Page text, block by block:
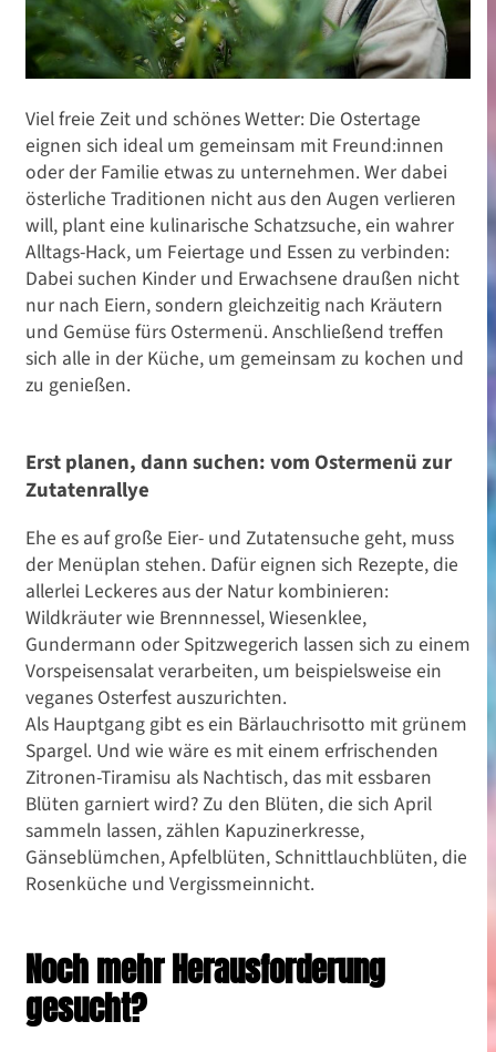
Viel freie Zeit und schönes Wetter: Die Ostertage
eignen sich ideal um gemeinsam mit Freund:innen
oder der Familie etwas zu unternehmen. Wer dabei
österliche Traditionen nicht aus den Augen verlieren
will, plant eine kulinarische Schatzsuche, ein wahrer
Alltags-Hack, um Feiertage und Essen zu verbinden:
Dabei suchen Kinder und Erwachsene draußen nicht
nur nach Eiern, sondern gleichzeitig nach Kräutern
und Gemüse fürs Ostermenü. Anschließend treffen
sich alle in der Küche, um gemeinsam zu kochen und
zu genießen.
Erst planen, dann suchen: vom Ostermenü zur
Zutatenrallye
Ehe es auf große Eier- und Zutatensuche geht, muss
der Menüplan stehen. Dafür eignen sich Rezepte, die
allerlei Leckeres aus der Natur kombinieren:
Wildkräuter wie Brennnessel, Wiesenklee,
Gundermann oder Spitzwegerich lassen sich zu einem
Vorspeisensalat verarbeiten, um beispielsweise ein
veganes Osterfest auszurichten.
Als Hauptgang gibt es ein Bärlauchrisotto mit grünem
Spargel. Und wie wäre es mit einem erfrischenden
Zitronen-Tiramisu als Nachtisch, das mit essbaren
Blüten garniert wird? Zu den Blüten, die sich April
sammeln lassen, zählen Kapuzinerkresse,
Gänseblümchen, Apfelblüten, Schnittlauchblüten, die
Rosenküche und Vergissmeinnicht.
Noch mehr Herausforderung
gesucht?